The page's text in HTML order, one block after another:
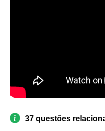
37 questões